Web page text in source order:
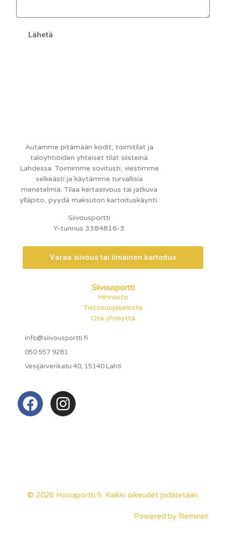
Lähetä
Autamme pitämään kodit, toimitilat ja
taloyhtiöiden yhteiset tilat siisteinä
Lahdessa. Toimimme sovitusti, viestimme
selkeästi ja käytämme turvallisia
menetelmiä. Tilaa kertasiivous tai jatkuva
ylläpito, pyydä maksuton kartoituskäynti.
Siivousportti
Y-tunnus 3384816-3
Varaa siivous tai ilmainen kartoitus
Siivousportti
Hinnasto
Tietosuojaseloste
Ota yhteyttä
info@siivousportti.fi
050 557 9281
Vesijärvenkatu 40, 15140 Lahti
© 2026 Hoivaportti.fi. Kaikki oikeudet pidätetään.
Powered by Reminet